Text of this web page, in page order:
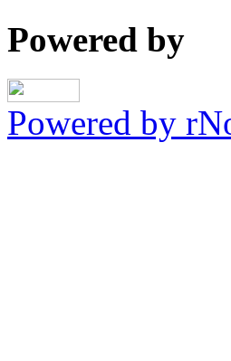
Powered by
Powered by